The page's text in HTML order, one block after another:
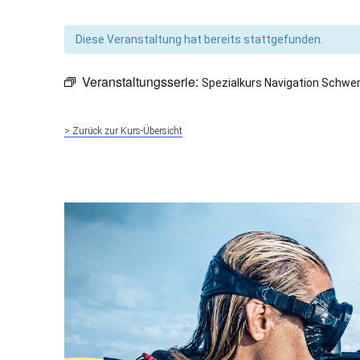
Diese Veranstaltung hat bereits stattgefunden.
Veranstaltungsserie: Spezialkurs Navigation
> Zurück zur Kurs-Übersicht